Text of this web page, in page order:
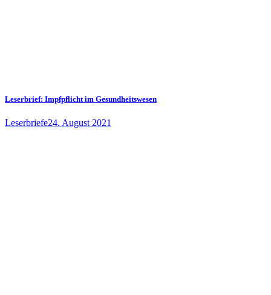
Leserbrief: Impfpflicht im Gesundheitswesen
Leserbriefe24. August 2021